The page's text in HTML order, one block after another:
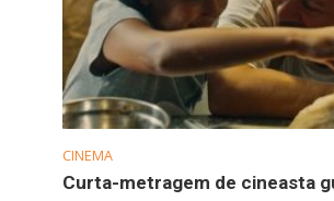
CINEMA
Curta-metragem de cineasta